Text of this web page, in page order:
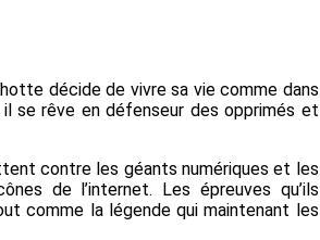
décide de vivre sa vie comme dans
se rêve en défenseur des opprimés et
contre les géants numériques et les
de l’internet. Les épreuves qu’ils
comme la légende qui maintenant les